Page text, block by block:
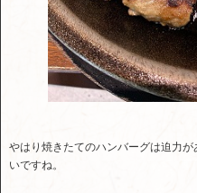
やはり焼きたてのハンバーグは迫力
いですね。